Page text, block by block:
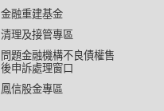
金融重建基金
清理及接管專區
問題金融機構不良債權售
後申訴處理窗口
鳳信股金專區